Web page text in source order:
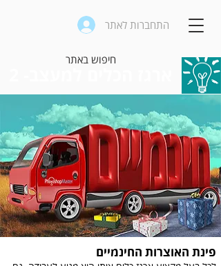
התחברות לאתר
פינת האוצרות החינמיים